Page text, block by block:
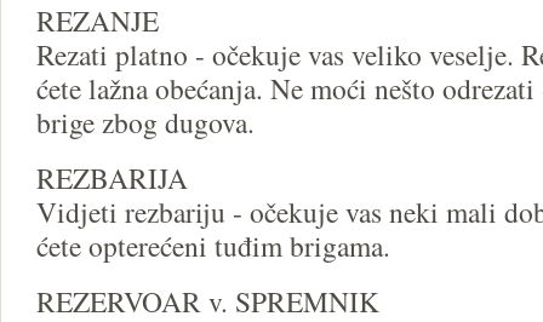
REZANJE
Rezati platno - očekuje vas veliko veselje.
ćete lažna obećanja. Ne moći nešto
brige zbog dugova.
REZBARIJA
Vidjeti rezbariju - očekuje vas neki mali
ćete opterećeni tuđim brigama.
REZERVOAR v. SPREMNIK